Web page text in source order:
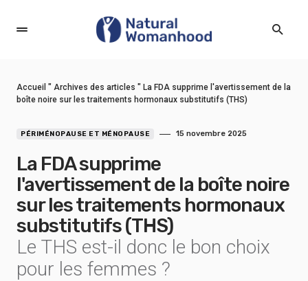
Accueil " Archives des articles " La FDA supprime l'avertissement de la
boîte noire sur les traitements hormonaux substitutifs (THS)
PÉRIMÉNOPAUSE ET MÉNOPAUSE 15 novembre 2025
La FDA supprime
l'avertissement de la boîte noire
sur les traitements hormonaux
substitutifs (THS)
Le THS est-il donc le bon choix
pour les femmes ?